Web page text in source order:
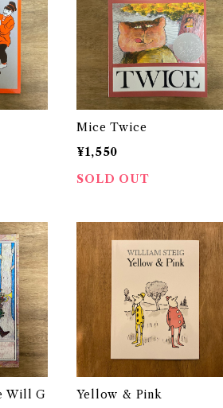
Mice Twice
¥1,550
SOLD OUT
Will G
Yellow & Pink